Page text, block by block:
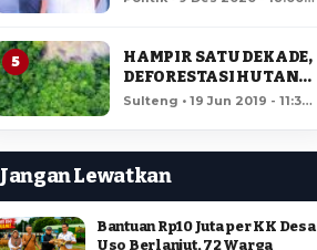
5
HAMPIR SATU DEKADE,
DEFORESTASI HUTAN
LORE LINDU MENCAPAI
Sulteng • 19 Jun 2019 - 11:34
Jangan Lewatkan
Bantuan Rp10 Juta per KK Desa
Uso Berlanjut, 72 Warga